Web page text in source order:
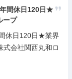
間休日120日★
ープ
休日120日★業界
式会社関西丸和ロ